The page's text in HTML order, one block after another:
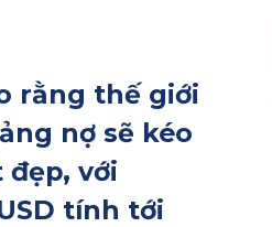
rằng thế giới
nợ sẽ kéo
với
tính tới